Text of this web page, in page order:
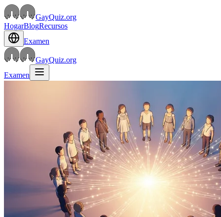
GayQuiz.org
HogarBlogRecursos
Examen
GayQuiz.org
Examen